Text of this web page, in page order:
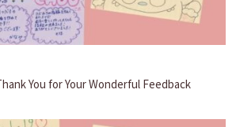
You for Your Wonderful Feedback